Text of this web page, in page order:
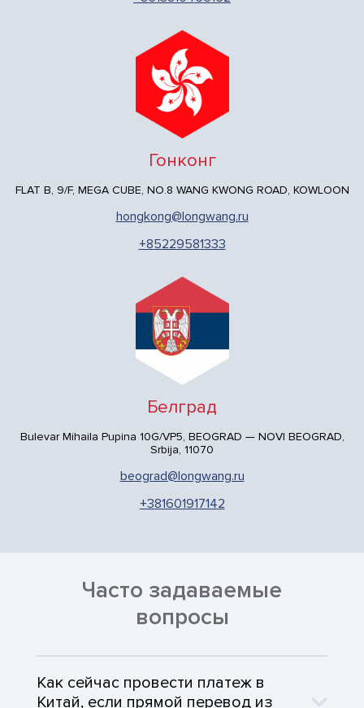
Гонконг
FLAT B, 9/F, MEGA CUBE, NO.8 WANG KWONG ROAD, KOWLOON
hongkong@longwang.ru
+85229581333
Белград
Bulevar Mihaila Pupina 10G/VP5, BEOGRAD — NOVI BEOGRAD,
Srbija, 11070
beograd@longwang.ru
+381601917142
Часто задаваемые
вопросы
Как сейчас провести платеж в
Китай, если прямой перевод из